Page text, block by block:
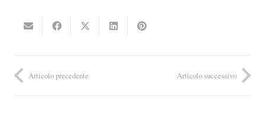
Articolo precedente Articolo successivo